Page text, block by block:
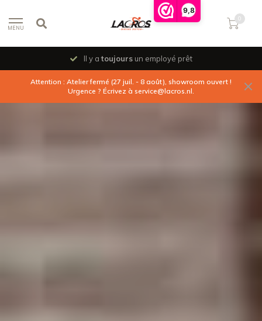
9,8
MENU
0
Vous êtes les bienvenus pour unessai routier
Attention : Atelier fermé (27 juil. - 8 août), showroom ouvert !
Urgence ? Écrivez à service@lacros.nl.